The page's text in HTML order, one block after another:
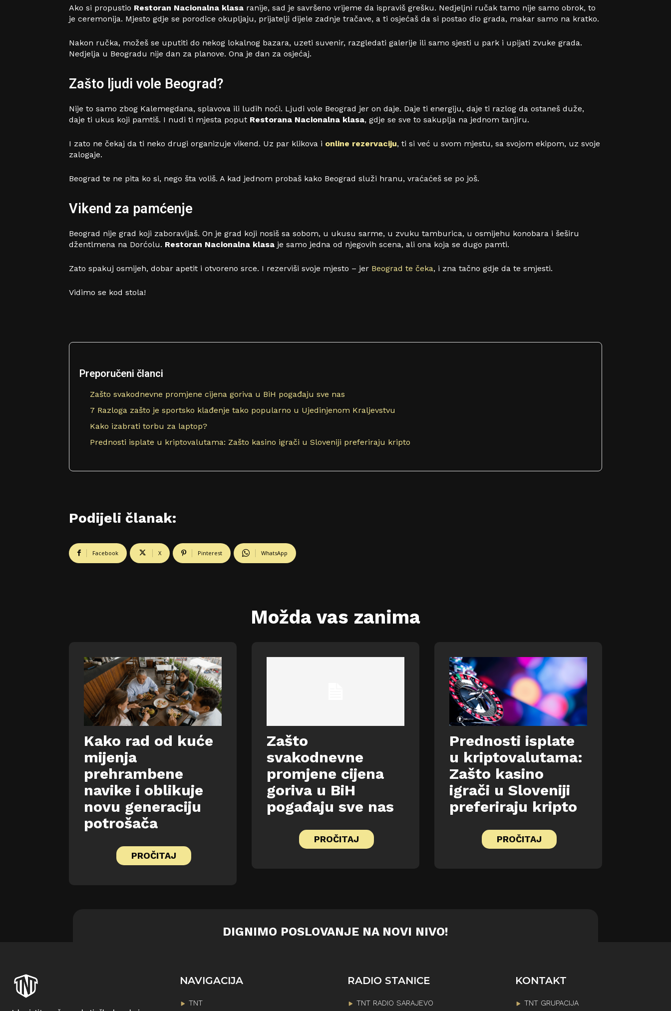
Ako si propustio Restoran Nacionalna klasa ranije, sad je savršeno vrijeme da ispraviš grešku. Nedjeljni ručak tamo nije samo obrok, to
je ceremonija. Mjesto gdje se porodice okupljaju, prijatelji dijele zadnje tračave, a ti osjećaš da si postao dio grada, makar samo na kratko.
Nakon ručka, možeš se uputiti do nekog lokalnog bazara, uzeti suvenir, razgledati galerije ili samo sjesti u park i upijati zvuke grada.
Nedjelja u Beogradu nije dan za planove. Ona je dan za osjećaj.
Zašto ljudi vole Beograd?
Nije to samo zbog Kalemegdana, splavova ili ludih noći. Ljudi vole Beograd jer on daje. Daje ti energiju, daje ti razlog da ostaneš duže,
daje ti ukus koji pamtiš. I nudi ti mjesta poput Restorana Nacionalna klasa, gdje se sve to sakuplja na jednom tanjiru.
I zato ne čekaj da ti neko drugi organizuje vikend. Uz par klikova i online rezervaciju, ti si već u svom mjestu, sa svojom ekipom, uz svoje
zalogaje.
Beograd te ne pita ko si, nego šta voliš. A kad jednom probaš kako Beograd služi hranu, vraćaćeš se po još.
Vikend za pamćenje
Beograd nije grad koji zaboravljaš. On je grad koji nosiš sa sobom, u ukusu sarme, u zvuku tamburica, u osmijehu konobara i šeširu
džentlmena na Dorćolu. Restoran Nacionalna klasa je samo jedna od njegovih scena, ali ona koja se dugo pamti.
Zato spakuj osmijeh, dobar apetit i otvoreno srce. I rezerviši svoje mjesto – jer Beograd te čeka, i zna tačno gdje da te smjesti.
Vidimo se kod stola!
Preporučeni članci
Zašto svakodnevne promjene cijena goriva u BiH pogađaju sve nas
7 Razloga zašto je sportsko klađenje tako popularno u Ujedinjenom Kraljevstvu
Kako izabrati torbu za laptop?
Prednosti isplate u kriptovalutama: Zašto kasino igrači u Sloveniji preferiraju kripto
Podijeli članak:
Facebook X Pinterest WhatsApp
Možda vas zanima
Kako rad od kuće
mijenja
prehrambene
navike i oblikuje
novu generaciju
potrošača
PROČITAJ
Zašto
svakodnevne
promjene cijena
goriva u BiH
pogađaju sve nas
PROČITAJ
Prednosti isplate
u kriptovalutama:
Zašto kasino
igrači u Sloveniji
preferiraju kripto
PROČITAJ
DIGNIMO POSLOVANJE NA NOVI NIVO!
NAVIGACIJA
TNT
RADIO STANICE
TNT RADIO SARAJEVO
KONTAKT
TNT GRUPACIJA